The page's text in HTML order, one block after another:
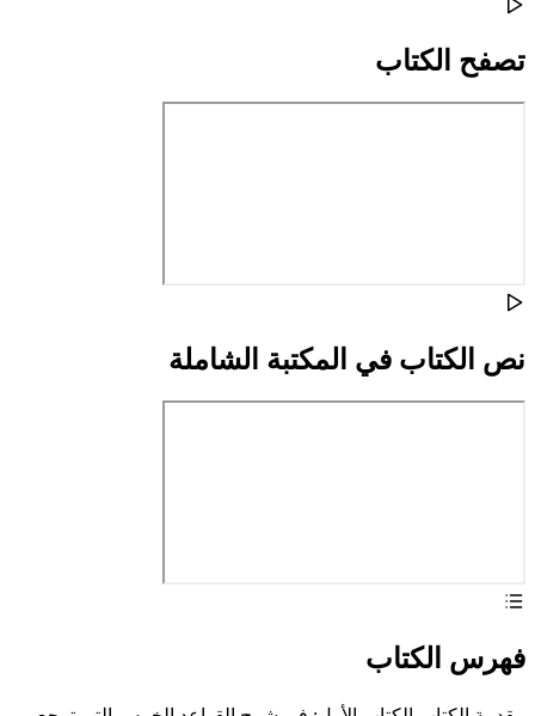
تصفح الكتاب
نص الكتاب في المكتبة الشاملة
فهرس الكتاب